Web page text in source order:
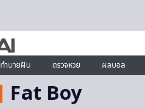
ทำนายฝัน ตรวจหวย ผลบอล
Fat Boy